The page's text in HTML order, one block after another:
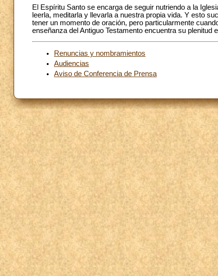
El Espíritu Santo se encarga de seguir nutriendo a la
leerla, meditarla y llevarla a nuestra propia vida. Y esto
tener un momento de oración, pero particularmente
enseñanza del Antiguo Testamento encuentra su plenitud
Renuncias y nombramientos
Audiencias
Aviso de Conferencia de Prensa